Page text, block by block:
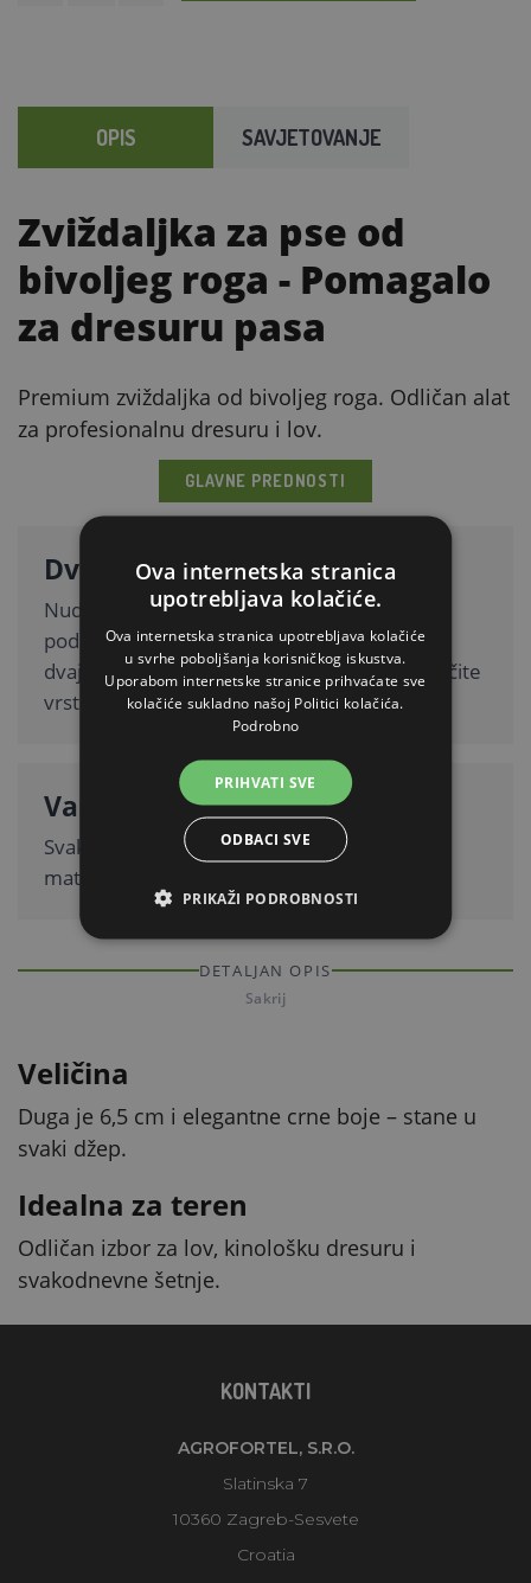
OPIS SAVJETOVANJE
Zviždaljka za pse od
bivoljeg roga - Pomagalo
za dresuru pasa
Premium zviždaljka od bivoljeg roga. Odličan alat
za profesionalnu dresuru i lov.
GLAVNE PREDNOSTI
Dva tona u jednoj zviždaljci
Nudi tril (isprekidan, vibrirajući zvuk koji
podsjeća na ptičji pjev ili brzo izmjenjivanje
dvaju tonova) te jednofrekventni ton za različite
vrste naredbi.
Varijanta „bivolji rog“
Svaki komad ima jedinstvenu teksturu, a
materijal daje čist i prodoran zvuk.
DETALJAN OPIS
Sakrij
Veličina
Duga je 6,5 cm i elegantne crne boje – stane u
svaki džep.
Idealna za teren
Odličan izbor za lov, kinološku dresuru i
svakodnevne šetnje.
KONTAKTI
AGROFORTEL, S.R.O.
Slatinska 7
10360 Zagreb-Sesvete
Croatia
Ova internetska stranica
upotrebljava kolačiće.
Ova internetska stranica upotrebljava kolačiće
u svrhe poboljšanja korisničkog iskustva.
Uporabom internetske stranice prihvaćate sve
kolačiće sukladno našoj Politici kolačića.
Podrobno
PRIHVATI SVE
ODBACI SVE
PRIKAŽI PODROBNOSTI